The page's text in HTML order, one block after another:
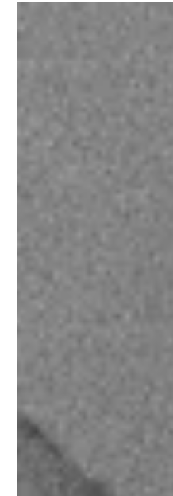
20 Stunden
dagegen und welche